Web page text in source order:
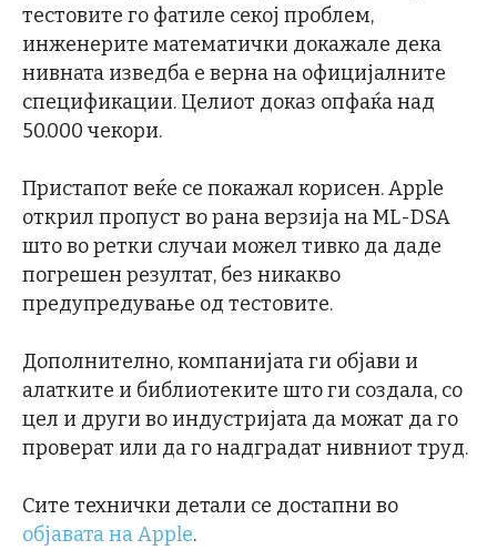
тестовите го фатиле секој проблем,
инженерите математички докажале дека
нивната изведба е верна на официјалните
спецификации. Целиот доказ опфаќа над
50.000 чекори.
Пристапот веќе се покажал корисен. Apple
открил пропуст во рана верзија на ML-DSA
што во ретки случаи можел тивко да даде
погрешен резултат, без никакво
предупредување од тестовите.
Дополнително, компанијата ги објави и
алатките и библиотеките што ги создала, со
цел и други во индустријата да можат да го
проверат или да го надградат нивниот труд.
Сите технички детали се достапни во
објавата на Apple.